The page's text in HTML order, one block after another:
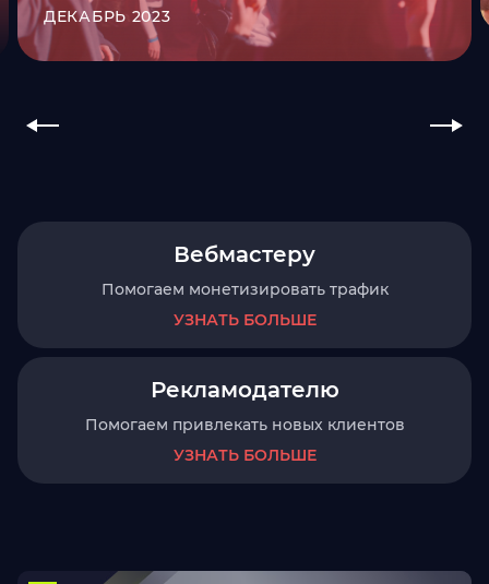
ДЕКАБРЬ 2023
Вебмастеру
Помогаем монетизировать трафик
УЗНАТЬ БОЛЬШЕ
Рекламодателю
Помогаем привлекать новых клиентов
УЗНАТЬ БОЛЬШЕ